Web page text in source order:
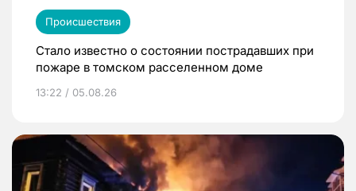
Происшествия
Стало известно о состоянии пострадавших при
пожаре в томском расселенном доме
13:22 / 05.08.26